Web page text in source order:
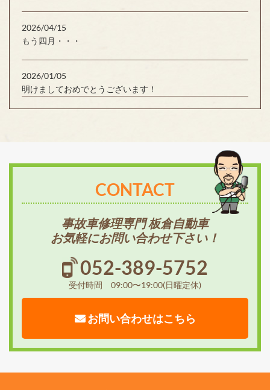
2026/04/15
もう四月・・・
2026/01/05
明けましておめでとうございます！
CONTACT
事故車修理専門 板倉自動車
お気軽にお問い合わせ下さい！
052-389-5752
受付時間 09:00〜19:00(日曜定休)
お問い合わせはこちら